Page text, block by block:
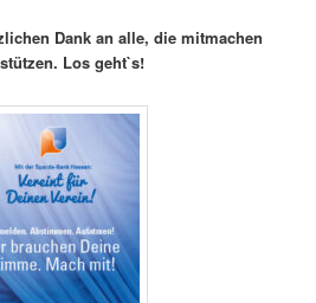
Dank an alle, die mitmachen
Los geht`s!